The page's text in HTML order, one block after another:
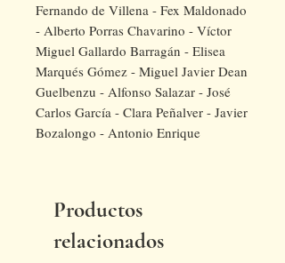
Fernando de Villena - Fex Maldonado
- Alberto Porras Chavarino - Víctor
Miguel Gallardo Barragán - Elisea
Marqués Gómez - Miguel Javier Dean
Guelbenzu - Alfonso Salazar - José
Carlos García - Clara Peñalver - Javier
Bozalongo - Antonio Enrique
Productos
relacionados